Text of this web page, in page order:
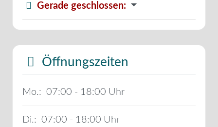
Gerade geschlossen:
Öffnungszeiten
Mo.: 07:00 - 18:00
Di.: 07:00 - 18:00